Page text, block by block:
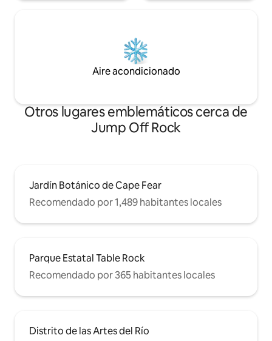
Aire acondicionado
Otros lugares emblemáticos cerca de
Jump Off Rock
Jardín Botánico de Cape Fear
Recomendado por 1,489 habitantes locales
Parque Estatal Table Rock
Recomendado por 365 habitantes locales
Distrito de las Artes del Río